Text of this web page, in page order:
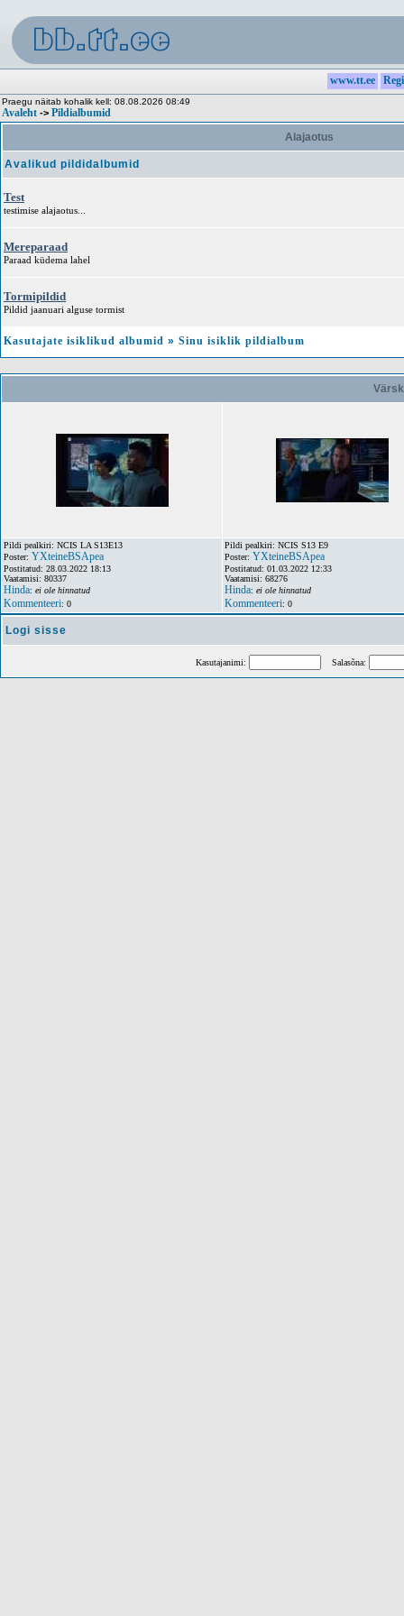
www.tt.ee
Praegu näitab kohalik kell: 08.08.2026 08:49
Avaleht -> Pildialbumid
Alajaotus
Avalikud pildidalbumid
Test
testimise alajaotus...
Mereparaad
Paraad küdema lahel
Tormipildid
Pildid jaanuari alguse tormist
Kasutajate isiklikud albumid » Sinu isiklik pildialbum
Pildi pealkiri: NCIS LA S13E13
Poster: YXteineBSApea
Postitatud: 28.03.2022 18:13
Vaatamisi: 80337
Hinda: ei ole hinnatud
Kommenteeri: 0
Pildi pealkiri: NCIS S13 E9
Poster: YXteineBSApea
Postitatud: 01.03.2022 12:33
Vaatamisi: 68276
Hinda: ei ole hinnatud
Kommenteeri: 0
Logi sisse
Kasutajanimi: Salasõna: